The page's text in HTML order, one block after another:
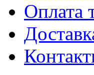
Оплата